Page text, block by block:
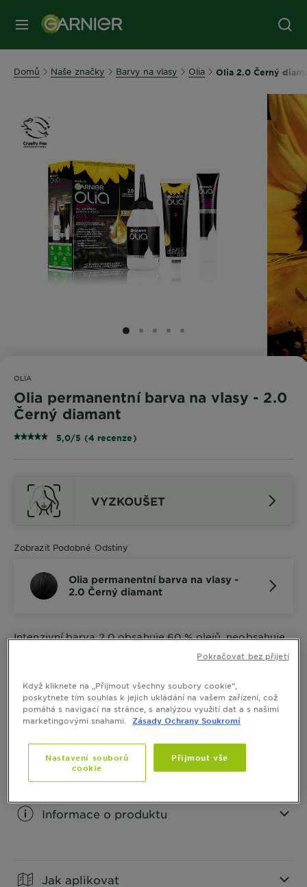
MENU
Domů Naše značky Barvy na vlasy Olia Olia 2.0 Černý
SLIDE 1
SLIDE 2
SLIDE 3
SLIDE 4
SLIDE 5
OLIA
Olia permanentní barva na vlasy - 2.0
Černý diamant
5,0/5 (4 recenze)
VYZKOUŠET
Zobrazit Podobné Odstíny
Olia permanentní barva na vlasy -
2.0 Černý diamant
Intenzivní barva 2.0 obsahuje 60 % olejů, neobsahuje
výsledek. Barva přináší až 3x lesklejší výsledek
ZOBRAZIT VÍCE
VELIKOST 1 BALENÍ
KOUPIT ONLINE
Informace o produktu
Jak aplikovat
Když kliknete na „Přijmout všechny soubory cookie“,
poskytnete tím souhlas k jejich ukládání na vašem zařízení, což
pomáhá s navigací na stránce, s analýzou využití dat a s našimi
marketingovými snahami.
Zásady Ochrany Soukromí
Nastavení souborů
cookie
Přijmout vše
Pokračovat bez přijetí